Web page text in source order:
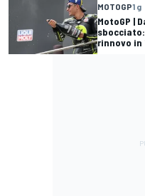
MOTOGP1 g
MotoGP |
rinnovo in